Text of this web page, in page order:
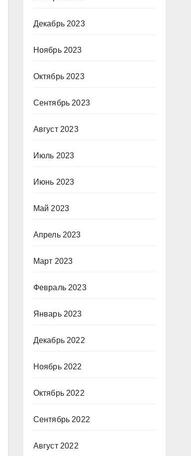
Декабрь 2023
Ноябрь 2023
Октябрь 2023
Сентябрь 2023
Август 2023
Июль 2023
Июнь 2023
Май 2023
Апрель 2023
Март 2023
Февраль 2023
Январь 2023
Декабрь 2022
Ноябрь 2022
Октябрь 2022
Сентябрь 2022
Август 2022